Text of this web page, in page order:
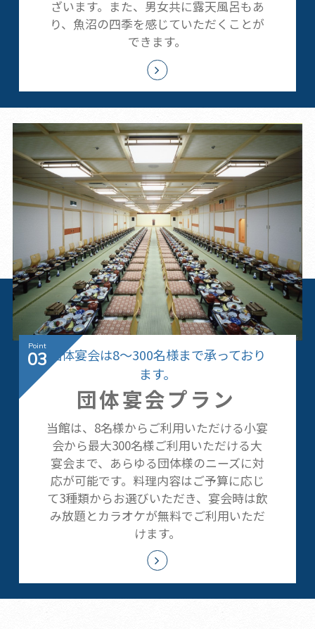
ざいます。また、男女共に露天風呂もあ
り、魚沼の四季を感じていただくことが
できます。
03
団体宴会は8～300名様まで承っており
ます。
団体宴会プラン
当館は、8名様からご利用いただける小宴
会から最大300名様ご利用いただける大
宴会まで、あらゆる団体様のニーズに対
応が可能です。料理内容はご予算に応じ
て3種類からお選びいただき、宴会時は飲
み放題とカラオケが無料でご利用いただ
けます。